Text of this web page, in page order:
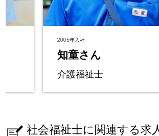
2005年入社
知童さん
介護福祉士
社会福祉士に関連する求